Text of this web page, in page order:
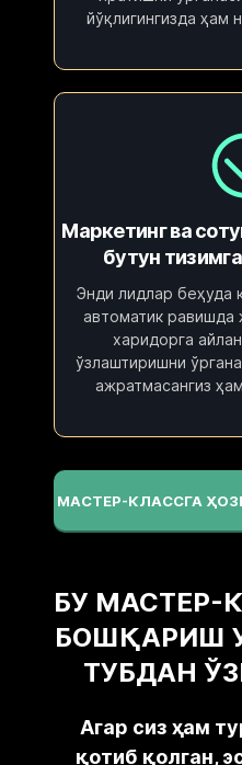
йўқлигингизда ҳам
Энди лидлар беҳуда
автоматик равишда
харидорга
ўзлаштиришни
ажратмасангиз
Маркетинг ва
бутун
МАСТЕР-КЛАССГА
БУ МАСТЕР-
БОШҚАРИШ
ТУБДАН
Агар сиз ҳам
қотиб қолган,